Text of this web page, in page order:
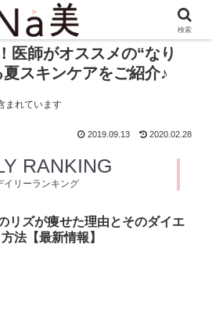
医師がオススメの“なり
スキンケアをご紹介♪
まれています
2019.09.13 2020.02.28
RANKING
イリーランキング
リズが痩せた理由とそのダイエ
法【最新情報】
検索